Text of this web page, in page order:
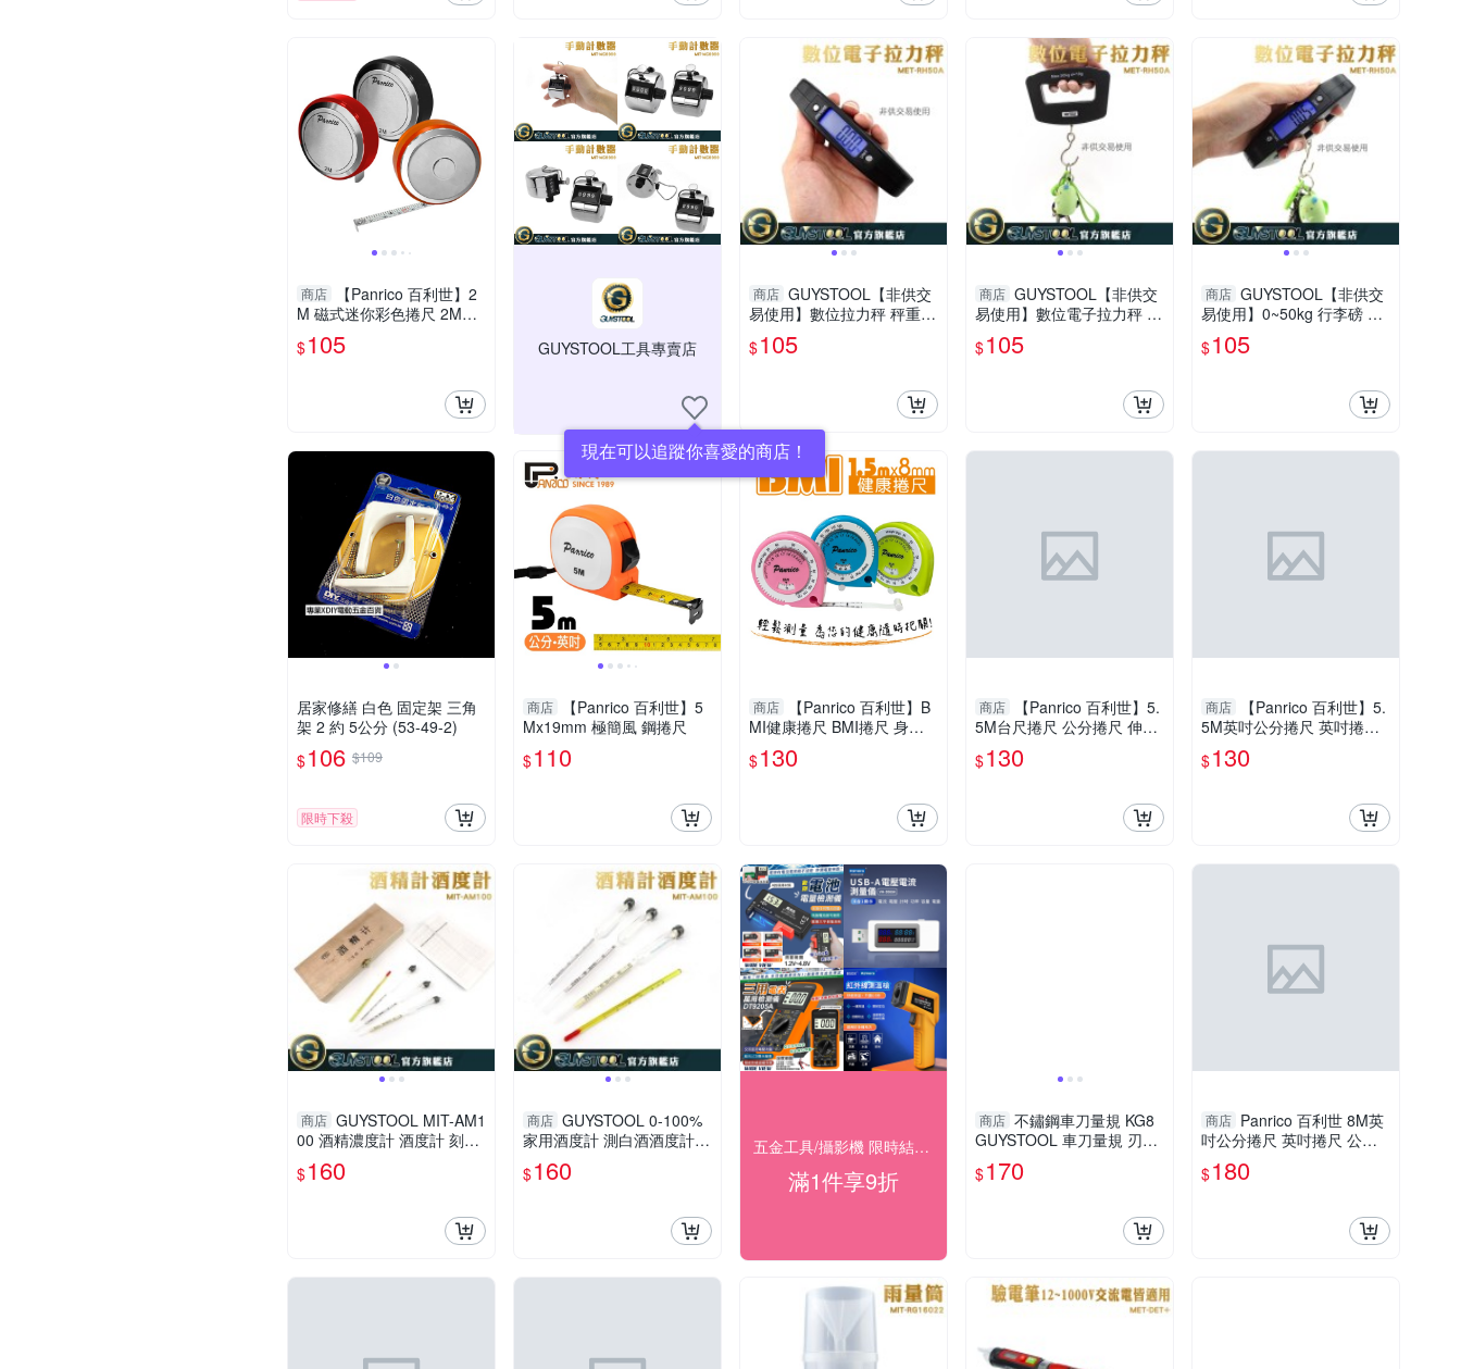
商店
【Panrico 百利世】2
M 磁式迷你彩色捲尺 2M磁
式迷你彩色便攜尺
$105 GUYSTOOL工具專賣店
現在可以追蹤你喜愛的商店！
商店 GUYSTOOL【非供交
易使用】數位拉力秤 秤重量
手拉秤 吊秤 快速秤重 小型
重量秤 生活小物RH50A
$105
商店 GUYSTOOL【非供交
易使用】數位電子拉力秤 吊
秤 行李磅 小型吊勾秤 手握
吊秤 戶外採收MET-RH50A
$105
商店 GUYSTOOL【非供交
易使用】0~50kg 行李磅 行
李秤 手握吊秤 小型吊勾秤
吊秤 MET-RH50A 耐用電子
$105
居家修繕 白色 固定架 三角
架 2 約 5公分 (53-49-2)
$106 $109
限時下殺
商店
【Panrico 百利世】5
Mx19mm 極簡風 鋼捲尺
$110
商店
【Panrico 百利世】B
MI健康捲尺 BMI捲尺 身體
質量指數 健康尺 量尺 腰圍
尺 胸圍尺
$130
商店
【Panrico 百利世】5.
5M台尺捲尺 公分捲尺 伸縮
尺 量尺 雙煞車鋼捲尺
$130
商店
【Panrico 百利世】5.
5M英吋公分捲尺 英吋捲尺
公分捲尺 伸縮尺 量尺 雙煞
車鋼捲尺
$130
商店 GUYSTOOL MIT-AM1
00 酒精濃度計 酒度計 刻度
清晰 酒度表 酒精測試儀 工
業 酒溫度計
$160
商店 GUYSTOOL 0-100%
家用酒度計 測白酒酒度計
酒度表 酒精含量 酒精計 AM
100 工業 酒精濃度計酒溫度
$160
五金工具/攝影機 限時結帳9折
滿1件享9折
商店 不鏽鋼車刀量規 KG8
GUYSTOOL 車刀量規 刃部
量規 車刀角度板 多功能測
量規 螺紋量規
$170
商店 Panrico 百利世 8M英
吋公分捲尺 英吋捲尺 公分
捲尺 伸縮尺 量尺 雙煞車鋼
捲尺
$180